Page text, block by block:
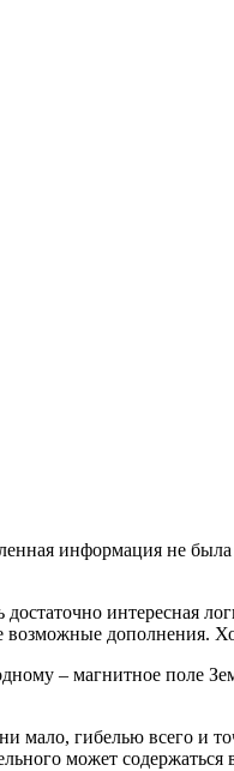
информация не
интересная
возможные дополнения.
– магнитное поле
мало, гибелью всего и
может содержаться